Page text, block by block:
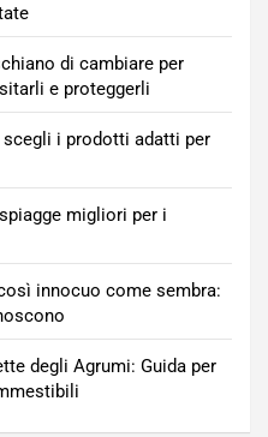
di cambiare per
e proteggerli
scegli i prodotti adatti per
migliori per i
innocuo come sembra:
degli Agrumi: Guida per